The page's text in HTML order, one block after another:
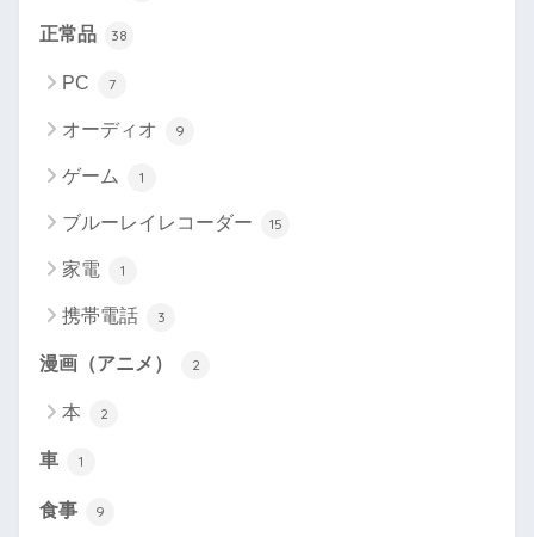
正常品 38
PC 7
オーディオ 9
ゲーム 1
ブルーレイレコーダー 15
家電 1
携帯電話 3
漫画（アニメ） 2
本 2
車 1
食事 9